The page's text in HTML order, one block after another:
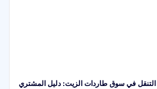
التنقل في سوق طاردات الزيت: دليل المشتري